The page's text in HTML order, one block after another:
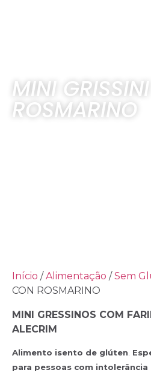
MINI
ROSMARINO
Início /Alimentação /Sem
CON ROSMARINO
MINI GRESSINOS COM
ALECRIM
Alimento isento de glúten.
para pessoas com intolerância